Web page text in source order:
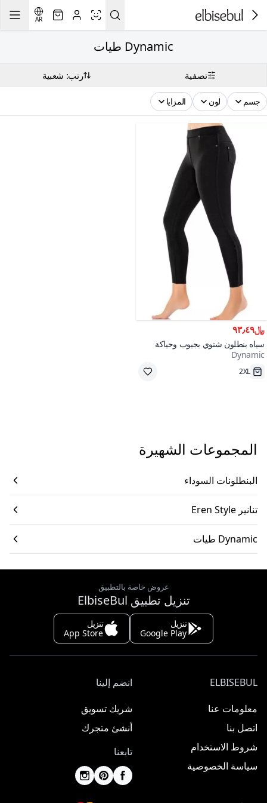
AR
Dynamic طيات
تصفية رتب: شعبية
جسم لون المزايا
﷼٩٣٫٤٩
سياه بنطلون شتوي بجيوب وحياكة
مرنة
Dynamic
2XL
المجموعات الشهيرة
البنطلونات السوداء
تنانير Eren Style
Dynamic طيات
عروض خاصة بالتطبيق
تنزيل تطبيق ElbiseBul
تنزيل
Google Play
تنزيل
App Store
ELBISEBUL
معلومات عنا
اتصل بنا
شروط الاستخدام
سياسة الخصوصية
انضم إلينا
شريك تسويق
أنشئ متجرك
تابعنا